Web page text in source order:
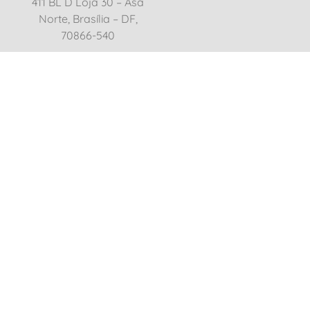
Norte, Brasília – DF,
70866-540